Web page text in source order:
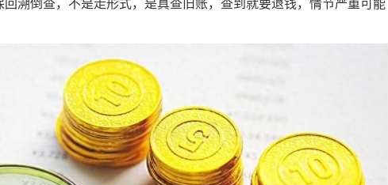
回溯倒查，不是走形式，是真查旧账，查到就要退钱，情节严重可能